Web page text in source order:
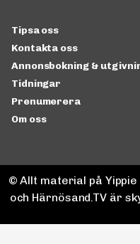
Tipsa oss
Kontakta oss
Annonsbokning &
Tidningar
Prenumerera
Om oss
© Allt material på Yippie
och Härnösand.TV är